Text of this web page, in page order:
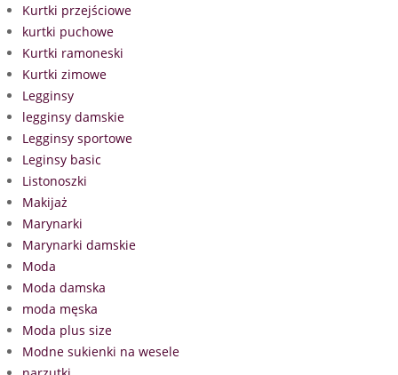
Kurtki przejściowe
kurtki puchowe
Kurtki ramoneski
Kurtki zimowe
Legginsy
legginsy damskie
Legginsy sportowe
Leginsy basic
Listonoszki
Makijaż
Marynarki
Marynarki damskie
Moda
Moda damska
moda męska
Moda plus size
Modne sukienki na wesele